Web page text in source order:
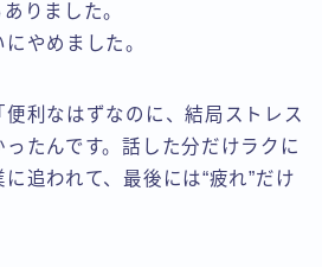
りました。
やめました。
便利なはずなのに、結局ストレス
たんです。話した分だけラクに
追われて、最後には“疲れ”だけ